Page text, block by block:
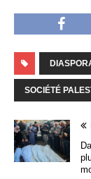
SOCIÉTÉ